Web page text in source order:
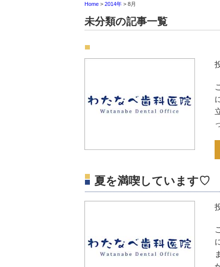
Home > 2014年 > 8月
未分類の記事一覧
夏を満喫しています♡